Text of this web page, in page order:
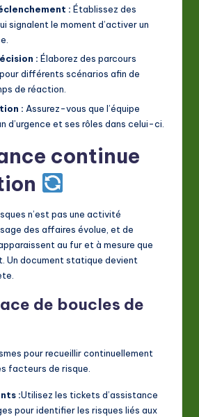
: Établissez des
signalent le moment d’activer un
: Élaborez des parcours
différents scénarios afin de
de réaction.
: Assurez-vous que l’équipe
d’urgence et ses rôles dans celui-ci.
continue
n’est pas une activité
des affaires évolue, et de
au fur et à mesure que
Un document statique devient
de boucles de
pour recueillir continuellement
facteurs de risque.
:Utilisez les tickets d’assistance
pour identifier les risques liés aux